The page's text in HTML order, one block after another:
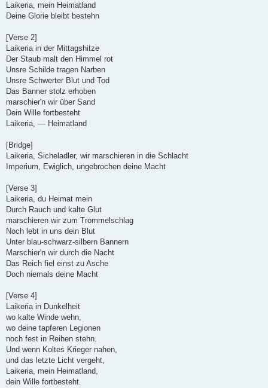
Laikeria, mein Heimatland
Deine Glorie bleibt bestehn
[Verse 2]
Laikeria in der Mittagshitze
Der Staub malt den Himmel rot
Unsre Schilde tragen Narben
Unsre Schwerter Blut und Tod
Das Banner stolz erhoben
marschier'n wir über Sand
Dein Wille fortbesteht
Laikeria, — Heimatland
[Bridge]
Laikeria, Sicheladler, wir marschieren in die Schlacht
Imperium, Ewiglich, ungebrochen deine Macht
[Verse 3]
Laikeria, du Heimat mein
Durch Rauch und kalte Glut
marschieren wir zum Trommelschlag
Noch lebt in uns dein Blut
Unter blau-schwarz-silbern Bannern
Marschier'n wir durch die Nacht
Das Reich fiel einst zu Asche
Doch niemals deine Macht
[Verse 4]
Laikeria in Dunkelheit
wo kalte Winde wehn,
wo deine tapferen Legionen
noch fest in Reihen stehn.
Und wenn Koltes Krieger nahen,
und das letzte Licht vergeht,
Laikeria, mein Heimatland,
dein Wille fortbesteht.